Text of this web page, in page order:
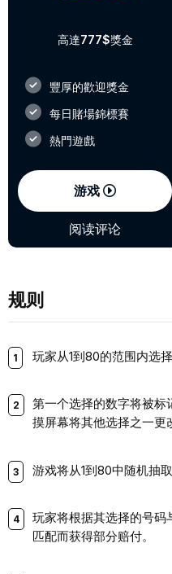
高達777$獎金
豐厚的歡迎獎金
每日賭場錦標賽
熱門遊戲
游戏
阅读评论
规则
玩家从1到80的范围内选择
第一个选择的数字将被标
摸屏幕将其他选择之一更
游戏将从1到80中随机抽取
玩家将根据其选择的号码
匹配而获得部分赔付。